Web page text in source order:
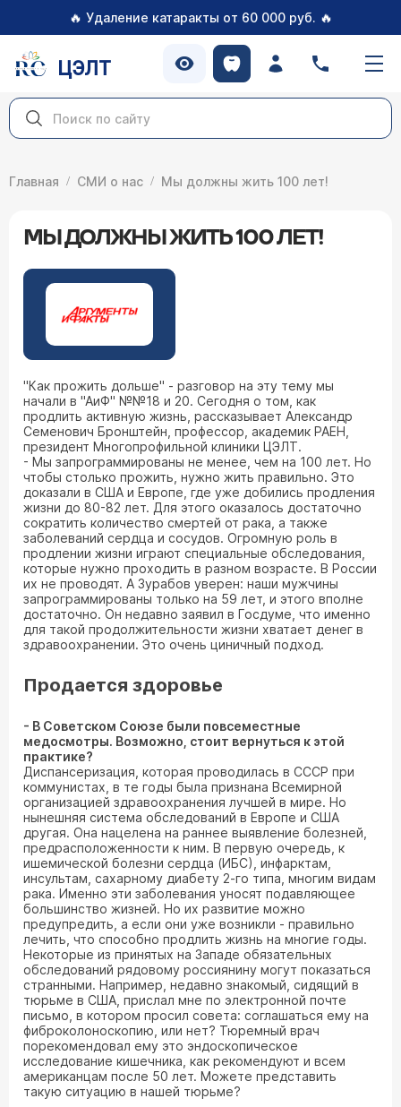
🔥 Удаление катаракты от 60 000 руб. 🔥
ЦЭЛТ
Главная СМИ о нас Мы должны жить 100 лет!
МЫ ДОЛЖНЫ ЖИТЬ 100 ЛЕТ!
"Как прожить дольше" - разговор на эту тему мы
начали в "АиФ" №№18 и 20. Сегодня о том, как
продлить активную жизнь, рассказывает Александр
Семенович Бронштейн, профессор, академик РАЕН,
президент Многопрофильной клиники ЦЭЛТ.
- Мы запрограммированы не менее, чем на 100 лет. Но
чтобы столько прожить, нужно жить правильно. Это
доказали в США и Европе, где уже добились продления
жизни до 80-82 лет. Для этого оказалось достаточно
сократить количество смертей от рака, а также
заболеваний сердца и сосудов. Огромную роль в
продлении жизни играют специальные обследования,
которые нужно проходить в разном возрасте. В России
их не проводят. А Зурабов уверен: наши мужчины
запрограммированы только на 59 лет, и этого вполне
достаточно. Он недавно заявил в Госдуме, что именно
для такой продолжительности жизни хватает денег в
здравоохранении. Это очень циничный подход.
Продается здоровье
- В Советском Союзе были повсеместные
медосмотры. Возможно, стоит вернуться к этой
практике?
Диспансеризация, которая проводилась в СССР при
коммунистах, в те годы была признана Всемирной
организацией здравоохранения лучшей в мире. Но
нынешняя система обследований в Европе и США
другая. Она нацелена на раннее выявление болезней,
предрасположенности к ним. В первую очередь, к
ишемической болезни сердца (ИБС), инфарктам,
инсультам, сахарному диабету 2-го типа, многим видам
рака. Именно эти заболевания уносят подавляющее
большинство жизней. Но их развитие можно
предупредить, а если они уже возникли - правильно
лечить, что способно продлить жизнь на многие годы.
Некоторые из принятых на Западе обязательных
обследований рядовому россиянину могут показаться
странными. Например, недавно знакомый, сидящий в
тюрьме в США, прислал мне по электронной почте
письмо, в котором просил совета: соглашаться ему на
фиброколоноскопию, или нет? Тюремный врач
порекомендовал ему это эндоскопическое
исследование кишечника, как рекомендуют и всем
американцам после 50 лет. Можете представить
такую ситуацию в нашей тюрьме?